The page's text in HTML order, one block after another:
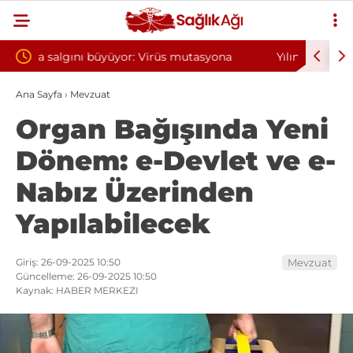
Yılın ilk 6 ayında 10 bini aşkın hasta hiperbarik
oksijen tedavisinden yararlandı
Ana Sayfa › Mevzuat
Organ Bağışında Yeni
Dönem: e-Devlet ve e-
Nabız Üzerinden
Yapılabilecek
Giriş: 26-09-2025 10:50
Güncelleme: 26-09-2025 10:50
Kaynak: HABER MERKEZI
Mevzuat